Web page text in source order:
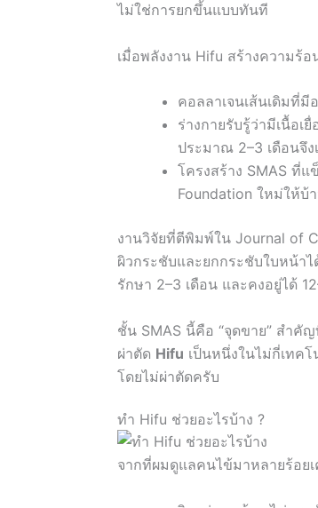
ไม่ใช่การยกขึ้นแบบทันที
เมื่อพลังงาน Hifu สร้างความร้
คอลลาเจนเส้นเดิมที่
ร่างกายรับรู้ว่ามีเนื้อเ
ประมาณ 2–3 เดือนจึง
โครงสร้าง SMAS ที่
Foundation ใหม่ให้บ้
งานวิจัยที่ตีพิมพ์ใน Journal of
ผิวกระชับและยกกระชับใบหน้า
รักษา 2–3 เดือน และคงอยู่ได้
ชั้น SMAS นี้คือ “จุดขาย” สำคั
ผ่าตัด Hifu เป็นหนึ่งในไม่กี่เทค
โดยไม่ผ่าตัดครับ
ทำ Hifu ช่วยอะไรบ้าง ?
จากที่ผมดูแลคนไข้มาหลายร้อย